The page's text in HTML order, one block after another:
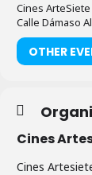
Cines ArteSiete
Calle Dámaso
OTHER
Cines
Cines